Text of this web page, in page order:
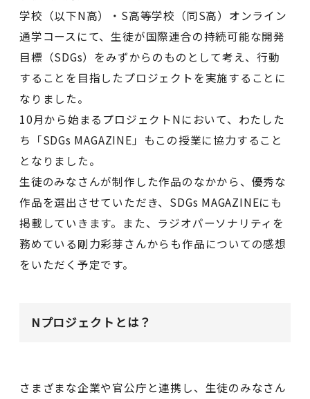
学校（以下N高）・S高等学校（同S高）オンライン
通学コースにて、生徒が国際連合の持続可能な開発
目標（SDGs）をみずからのものとして考え、行動
することを目指したプロジェクトを実施することに
なりました。
10月から始まるプロジェクトNにおいて、わたした
ち「SDGs MAGAZINE」もこの授業に協力すること
となりました。
生徒のみなさんが制作した作品のなかから、優秀な
作品を選出させていただき、SDGs MAGAZINEにも
掲載していきます。また、ラジオパーソナリティを
務めている剛力彩芽さんからも作品についての感想
をいただく予定です。
Nプロジェクトとは？
さまざまな企業や官公庁と連携し、生徒のみなさん